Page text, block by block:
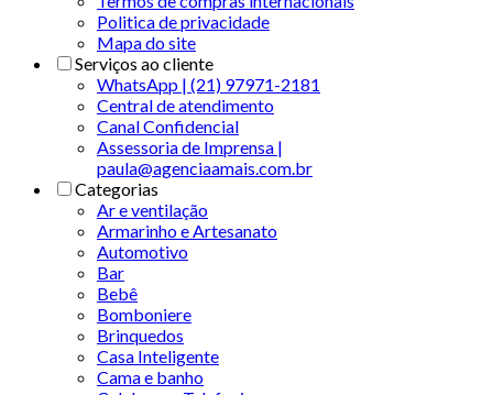
Politica de privacidade
Mapa do site
Serviços ao cliente
WhatsApp | (21) 97971-2181
Central de atendimento
Canal Confidencial
Assessoria de Imprensa |
paula@agenciaamais.com.br
Categorias
Ar e ventilação
Armarinho e Artesanato
Automotivo
Bar
Bebê
Bomboniere
Brinquedos
Casa Inteligente
Cama e banho